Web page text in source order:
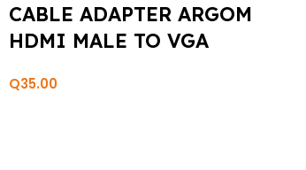
CABLE ADAPTER ARGOM
HDMI MALE TO VGA
0055
Q35.00